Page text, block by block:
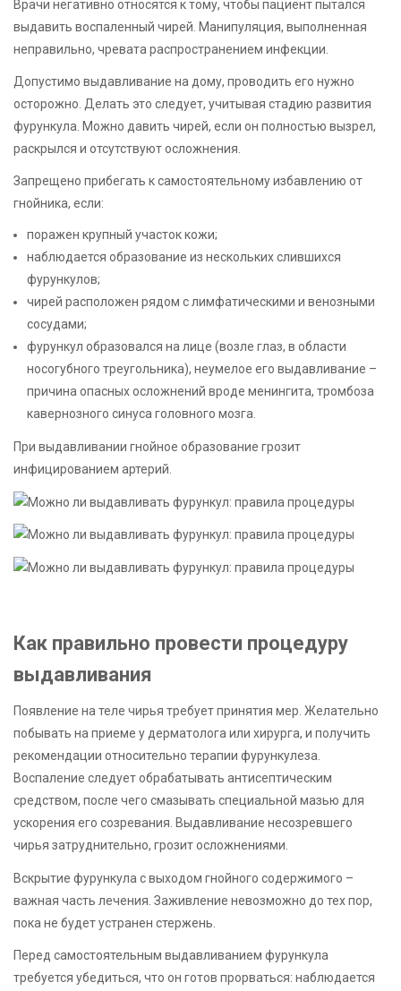
Врачи негативно относятся к тому, чтобы пациент пытался
выдавить воспаленный чирей. Манипуляция, выполненная
неправильно, чревата распространением инфекции.
Допустимо выдавливание на дому, проводить его нужно
осторожно. Делать это следует, учитывая стадию развития
фурункула. Можно давить чирей, если он полностью вызрел,
раскрылся и отсутствуют осложнения.
Запрещено прибегать к самостоятельному избавлению от
гнойника, если:
поражен крупный участок кожи;
наблюдается образование из нескольких слившихся
фурункулов;
чирей расположен рядом с лимфатическими и венозными
сосудами;
фурункул образовался на лице (возле глаз, в области
носогубного треугольника), неумелое его выдавливание –
причина опасных осложнений вроде менингита, тромбоза
кавернозного синуса головного мозга.
При выдавливании гнойное образование грозит
инфицированием артерий.
Как правильно провести процедуру
выдавливания
Появление на теле чирья требует принятия мер. Желательно
побывать на приеме у дерматолога или хирурга, и получить
рекомендации относительно терапии фурункулеза.
Воспаление следует обрабатывать антисептическим
средством, после чего смазывать специальной мазью для
ускорения его созревания. Выдавливание несозревшего
чирья затруднительно, грозит осложнениями.
Вскрытие фурункула с выходом гнойного содержимого –
важная часть лечения. Заживление невозможно до тех пор,
пока не будет устранен стержень.
Перед самостоятельным выдавливанием фурункула
требуется убедиться, что он готов прорваться: наблюдается